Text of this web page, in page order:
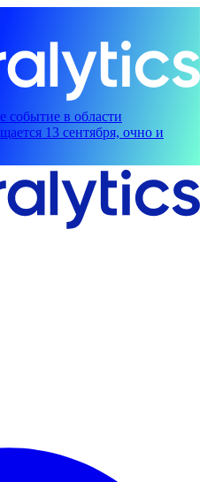
событие в области
13 сентября, очно и